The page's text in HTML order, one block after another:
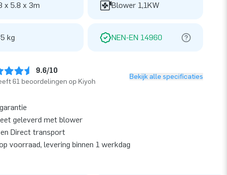
x 5.8 x 3m Blower 1,1KW
kg NEN-EN 14960
9.6/10
61 beoordelingen op Kiyoh
Bekijk alle specificaties
geleverd met blower
Direct transport
voorraad, levering binnen 1 werkdag